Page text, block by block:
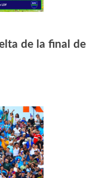
de la final de